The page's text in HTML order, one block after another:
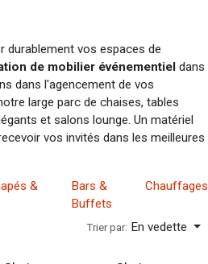
vos espaces de
de mobilier événementiel dans
dans l'agencement de vos
large parc de chaises, tables
et salons lounge. Un matériel
vos invités dans les meilleures
&
Bars &
Buffets
Chauffages
Trier par: En vedette